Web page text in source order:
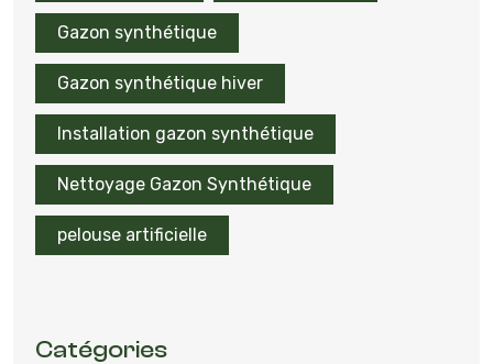
Gazon synthétique
Gazon synthétique hiver
Installation gazon synthétique
Nettoyage Gazon Synthétique
pelouse artificielle
Catégories